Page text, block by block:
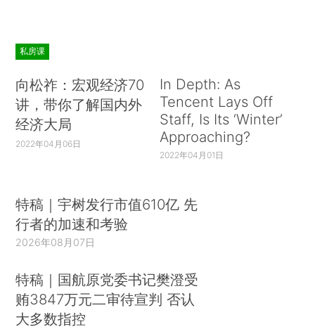
私房课
向松祚：宏观经济70
讲，带你了解国内外
经济大局
2022年04月06日
In Depth: As
Tencent Lays Off
Staff, Is Its ‘Winter’
Approaching?
2022年04月01日
特稿｜宇树发行市值610亿 先
行者的加速和考验
2026年08月07日
特稿｜国航原党委书记樊澄受
贿3847万元二审待宣判 否认
大多数指控